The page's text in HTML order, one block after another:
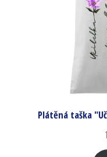
Plátěná taška